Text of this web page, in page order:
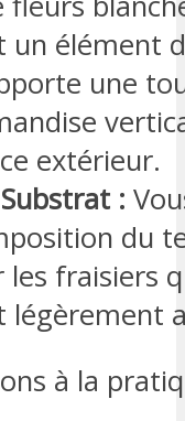
un élément
une
extérieur.
:
du
les fraisiers
légèrement
à la